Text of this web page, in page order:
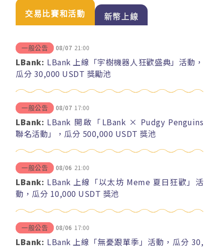
交易比賽和活動 新幣上線
一般公告 08/07 21:00
LBank: LBank 上線「宇樹機器人狂歡盛典」活動，
瓜分 30,000 USDT 獎勵池
一般公告 08/07 17:00
LBank: LBank 開啟「LBank × Pudgy Penguins
聯名活動」，瓜分 500,000 USDT 獎池
一般公告 08/06 21:00
LBank: LBank 上線「以太坊 Meme 夏日狂歡」活
動，瓜分 10,000 USDT 獎池
一般公告 08/06 17:00
LBank: LBank 上線「無憂跟單季」活動，瓜分 30,